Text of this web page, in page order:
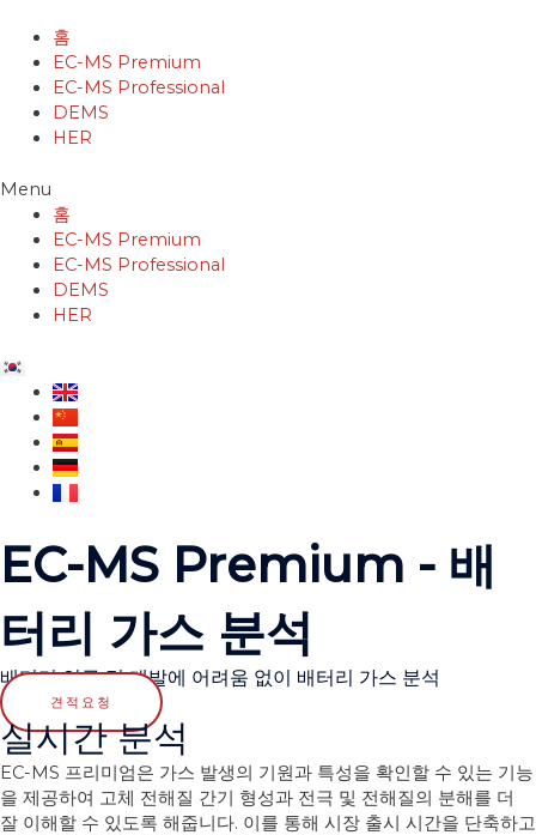
기
홈
EC-MS Premium
EC-MS Professional
DEMS
HER
Menu
홈
EC-MS Premium
EC-MS Professional
DEMS
HER
EC-MS Premium - 배
터리 가스 분석
배터리 연구 및 개발에 어려움 없이 배터리 가스 분석
견적요청
실시간 분석
EC-MS 프리미엄은 가스 발생의 기원과 특성을 확인할 수 있는 기능
을 제공하여 고체 전해질 간기 형성과 전극 및 전해질의 분해를 더
잘 이해할 수 있도록 해줍니다. 이를 통해 시장 출시 시간을 단축하고